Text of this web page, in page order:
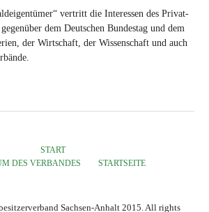
vertritt die Interessen des Privat-
dem Deutschen Bundestag und dem
der Wirtschaft, der Wissenschaft und auch
START
DES VERBANDES
STARTSEITE
Sachsen-Anhalt 2015. All rights